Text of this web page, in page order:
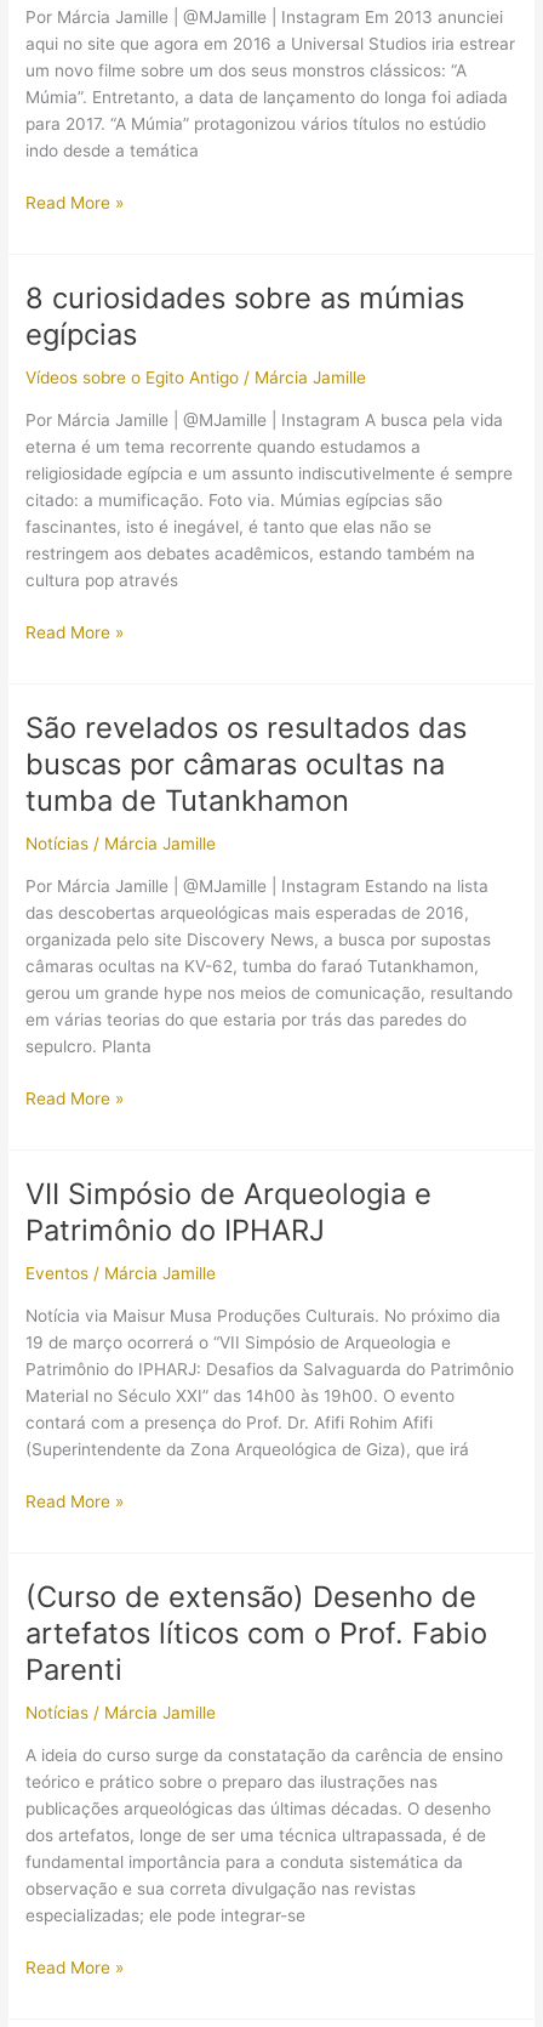
mais
de
um
assassino,
diz
pesquisadores
Por Márcia Jamille | @MJamille | Instagram Em 2013 anunciei
aqui no site que agora em 2016 a Universal Studios iria estrear
um novo filme sobre um dos seus monstros clássicos: “A
Múmia”. Entretanto, a data de lançamento do longa foi adiada
para 2017. ​“A Múmia” protagonizou vários títulos no estúdio
indo desde a temática
Novidades
filme
“A
Read More »
8 curiosidades sobre as múmias
egípcias
Vídeos sobre o Egito Antigo / Márcia Jamille
Por Márcia Jamille | @MJamille | Instagram A busca pela vida
eterna é um tema recorrente quando estudamos a
religiosidade egípcia e um assunto indiscutivelmente é sempre
citado: a mumificação. Foto via. Múmias egípcias são
fascinantes, isto é inegável, é tanto que elas não se
restringem aos debates acadêmicos, estando também na
cultura pop através
8
múmias
egípcias
Read More »
São revelados os resultados das
buscas por câmaras ocultas na
tumba de Tutankhamon
Notícias / Márcia Jamille
Por Márcia Jamille | @MJamille | Instagram Estando na lista
das descobertas arqueológicas mais esperadas de 2016,
organizada pelo site Discovery News, a busca por supostas
câmaras ocultas na KV-62, tumba do faraó Tutankhamon,
gerou um grande hype nos meios de comunicação, resultando
em várias teorias do que estaria por trás das paredes do
sepulcro. Planta
São
das
buscas
câmaras
ocultas
na
tumba
de
Tutankhamon
Read More »
VII Simpósio de Arqueologia e
Patrimônio do IPHARJ
Eventos / Márcia Jamille
Notícia via Maisur Musa Produções Culturais. No próximo dia
19 de março ocorrerá o “VII Simpósio de Arqueologia e
Patrimônio do IPHARJ: Desafios da Salvaguarda do Patrimônio
Material no Século XXI” das 14h00 às 19h00. O evento
contará com a presença do Prof. Dr. Afifi Rohim Afifi
(Superintendente da Zona Arqueológica de Giza), que irá
VII
Arqueologia
e
Patrimônio
do
IPHARJ
Read More »
(Curso de extensão) Desenho de
artefatos líticos com o Prof. Fabio
Parenti
Notícias / Márcia Jamille
A ideia do curso surge da constatação da carência de ensino
teórico e prático sobre o preparo das ilustrações nas
publicações arqueológicas das últimas décadas. O desenho
dos artefatos, longe de ser uma técnica ultrapassada, é de
fundamental importância para a conduta sistemática da
observação e sua correta divulgação nas revistas
especializadas; ele pode integrar-se
(Curso
Read More »